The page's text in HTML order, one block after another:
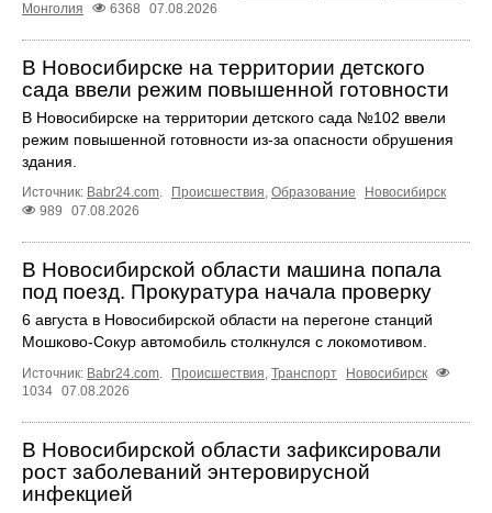
Монголия
6368 07.08.2026
В Новосибирске на территории детского
сада ввели режим повышенной готовности
В Новосибирске на территории детского сада №102 ввели
режим повышенной готовности из-за опасности обрушения
здания.
Источник: Babr24.com. Происшествия, Образование
Новосибирск
989
07.08.2026
В Новосибирской области машина попала
под поезд. Прокуратура начала проверку
6 августа в Новосибирской области на перегоне станций
Мошково-Сокур автомобиль столкнулся с локомотивом.
Источник: Babr24.com. Происшествия, Транспорт
Новосибирск
1034 07.08.2026
В Новосибирской области зафиксировали
рост заболеваний энтеровирусной
инфекцией